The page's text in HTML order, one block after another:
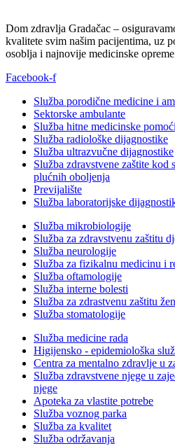
Dom zdravlja Gradačac –
kvalitete svim našim pacijentima, uz
osoblja i najnovije medicinske
Facebook-f
Služba porodične medicine i
Sektorske ambulante
Služba hitne medicinske
Služba radiološke dijagnostike
Služba ultrazvučne dijagnostike
Služba zdravstvene zaštite
plućnih oboljenja
Previjalište
Služba laboratorijske
Služba mikrobiologije
Služba za zdravstvenu zaštitu
Služba neurologije
Služba za fizikalnu medicinu i
Služba oftamologije
Služba interne bolesti
Služba za zdrastvenu zaštitu
Služba stomatologije
Služba medicine rada
Higijensko - epidemiološka
Centra za mentalno zdravlje u
Služba zdravstvene njege u
njege
Apoteka za vlastite potrebe
Služba voznog parka
Služba za kvalitet
Služba održavanja